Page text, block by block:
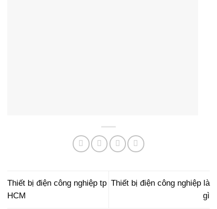
Thiết bị điện công nghiệp tp
HCM
Thiết bị điện công nghiệp là
gì